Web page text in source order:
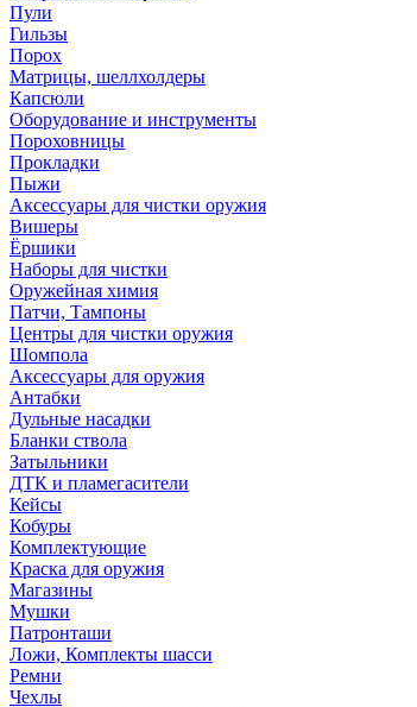
Пули
Гильзы
Порох
Матрицы, шеллхолдеры
Капсюли
Оборудование и инструменты
Пороховницы
Прокладки
Пыжи
Аксессуары для чистки оружия
Вишеры
Ёршики
Наборы для чистки
Оружейная химия
Патчи, Тампоны
Центры для чистки оружия
Шомпола
Аксессуары для оружия
Антабки
Дульные насадки
Бланки ствола
Затыльники
ДТК и пламегасители
Кейсы
Кобуры
Комплектующие
Краска для оружия
Магазины
Мушки
Патронташи
Ложи, Комплекты шасси
Ремни
Чехлы